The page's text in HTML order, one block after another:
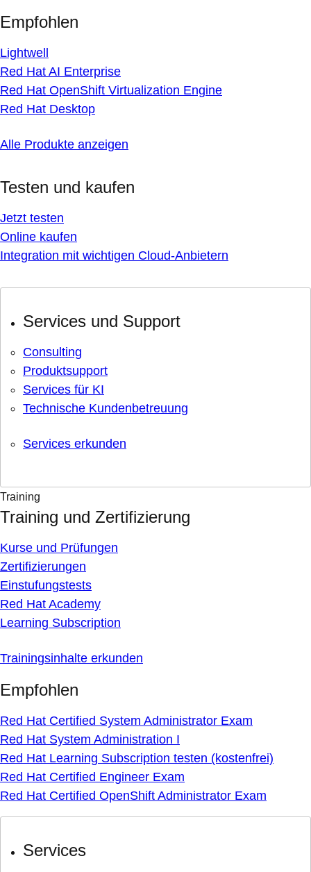
Empfohlen
Lightwell
Red Hat AI Enterprise
Red Hat OpenShift Virtualization Engine
Red Hat Desktop
Alle Produkte anzeigen
Testen und kaufen
Jetzt testen
Online kaufen
Integration mit wichtigen Cloud-Anbietern
Services und Support
Consulting
Produktsupport
Services für KI
Technische Kundenbetreuung
Services erkunden
Training
Training und Zertifizierung
Kurse und Prüfungen
Zertifizierungen
Einstufungstests
Red Hat Academy
Learning Subscription
Trainingsinhalte erkunden
Empfohlen
Red Hat Certified System Administrator Exam
Red Hat System Administration I
Red Hat Learning Subscription testen (kostenfrei)
Red Hat Certified Engineer Exam
Red Hat Certified OpenShift Administrator Exam
Services